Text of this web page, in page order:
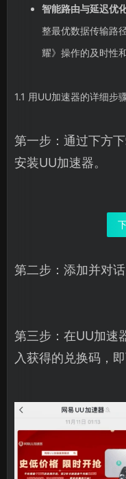
智能路由与延迟优
整最优数据传输路
耀》操作的及时性
1.1 用UU加速器的详细步
第一步：通过下方
安装UU加速器。
第二步：添加并对
第三步：在UU加速
入获得的兑换码，